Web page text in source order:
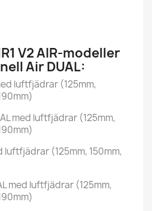
V2 AIR-modeller
Air DUAL:
luftfjädrar (125mm,
med luftfjädrar (125mm,
luftfjädrar (125mm, 150mm,
med luftfjädrar (125mm,